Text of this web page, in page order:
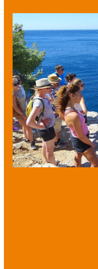
PrevNext